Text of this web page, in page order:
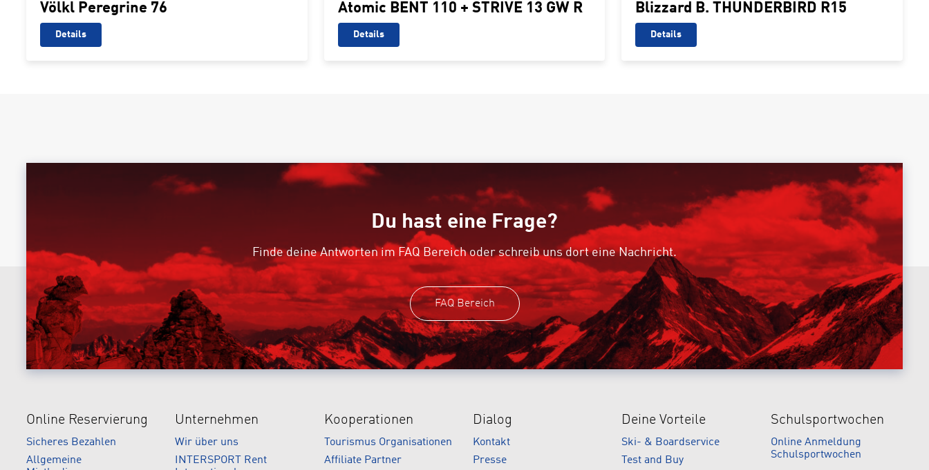
Völkl Peregrine 76
Details
Atomic BENT 110 + STRIVE 13 GW R
Details
Blizzard B. THUNDERBIRD R15
Details
Du hast eine Frage?
Finde deine Antworten im FAQ Bereich oder schreib uns dort eine Nachricht.
FAQ Bereich
Online Reservierung
Sicheres Bezahlen
Allgemeine
Unternehmen
Wir über uns
INTERSPORT Rent
Kooperationen
Tourismus Organisationen
Affiliate Partner
Dialog
Kontakt
Presse
Deine Vorteile
Ski- & Boardservice
Test and Buy
Schulsportwochen
Online Anmeldung
Schulsportwochen